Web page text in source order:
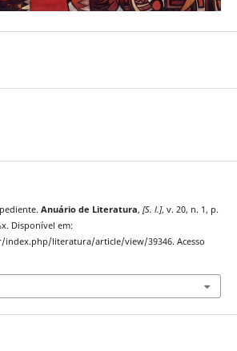
Anuário de Literatura, [S. l.], v. 20, n. 1, p.
Disponível em:
literatura/article/view/39346. Acesso